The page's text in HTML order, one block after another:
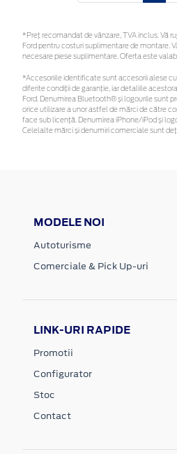
*Preţ recomandat de vânzare, TVA inclus. Vă
Ford pentru costuri suplimentare de montare.
necesare piese suplimentare. Oferta este
*Accesoriile identificate sunt accesorii alese
diferite condiții de garanție, iar detaliile
Ford. Denumirea Bluetooth® și logourile sunt
orice utilizare a unor astfel de mărci de către
face sub licență. Denumirea iPhone/iPod și
Celelalte mărci și denumiri comerciale sunt
MODELE NOI
Autoturisme
Comerciale & Pick Up-uri
LINK-URI RAPIDE
Promotii
Configurator
Stoc
Contact